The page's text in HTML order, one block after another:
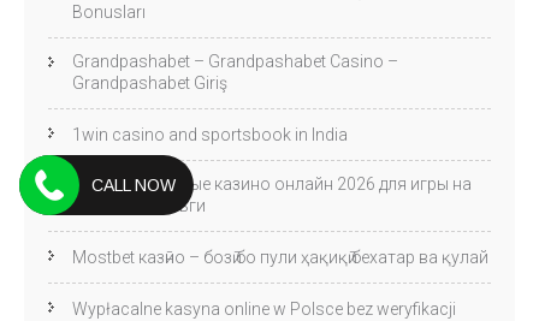
Bonusları
Grandpashabet – Grandpashabet Casino –
Grandpashabet Giriş
1win casino and sportsbook in India
Оцените топовые казино онлайн 2026 для игры на
реальные деньги
Mostbet казӣно – бозӣ бо пули ҳақиқӣ бехатар ва қулай
Wypłacalne kasyna online w Polsce bez weryfikacji
CALL NOW